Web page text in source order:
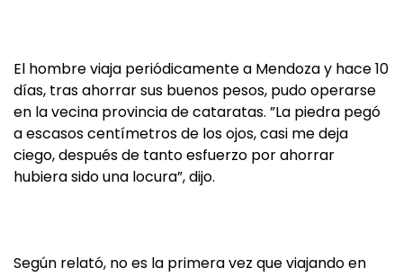
El hombre viaja periódicamente a Mendoza y hace 10
días, tras ahorrar sus buenos pesos, pudo operarse
en la vecina provincia de cataratas. ”La piedra pegó
a escasos centímetros de los ojos, casi me deja
ciego, después de tanto esfuerzo por ahorrar
hubiera sido una locura”, dijo.
Según relató, no es la primera vez que viajando en